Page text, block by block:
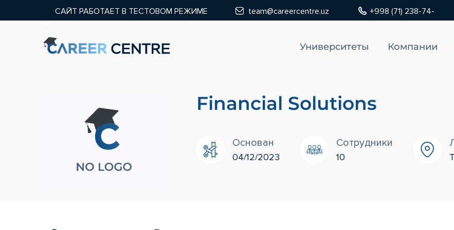
САЙТ РАБОТАЕТ В ТЕСТОВОМ РЕЖИМЕ team@careercentre.uz
+998 (71) 238-74-
08
Университеты Компании
Financial Solutions
Основан
04/12/2023
Сотрудники
10